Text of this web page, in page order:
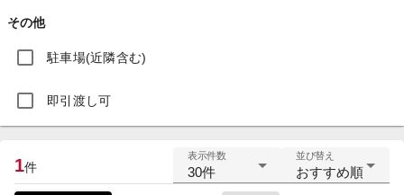
その他
駐車場(近隣含む)
即引渡し可
1件
表示件数
30件
並び替え
おすすめ順